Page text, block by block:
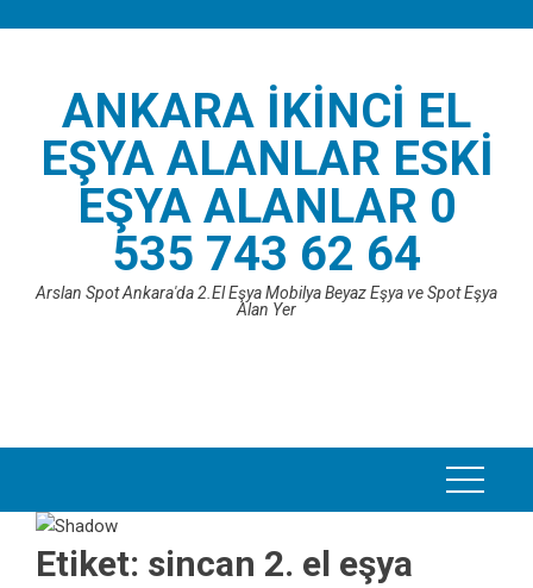
ANKARA İKINCI EL
EŞYA ALANLAR ESKI
EŞYA ALANLAR 0
535 743 62 64
Arslan Spot Ankara'da 2.El Eşya Mobilya Beyaz Eşya ve Spot Eşya
Alan Yer
Etiket: sincan 2. el eşya